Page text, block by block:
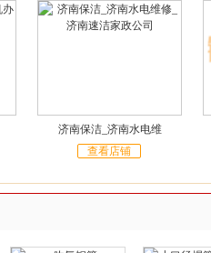
济南保洁_济南水电维
查看店铺